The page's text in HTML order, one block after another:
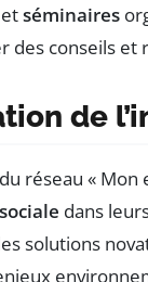
etséminaires
des conseils
de
réseau «
dans
solutions